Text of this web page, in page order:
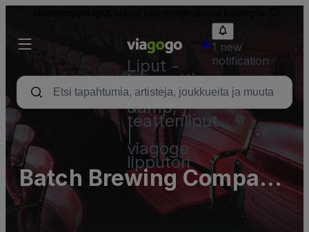
Liput -
konsertti,
urheilu
&amp;
teatteriliput
viagogo
lipputori
1 new
notification
Batch Brewing Company
Parking Lots (InActive)